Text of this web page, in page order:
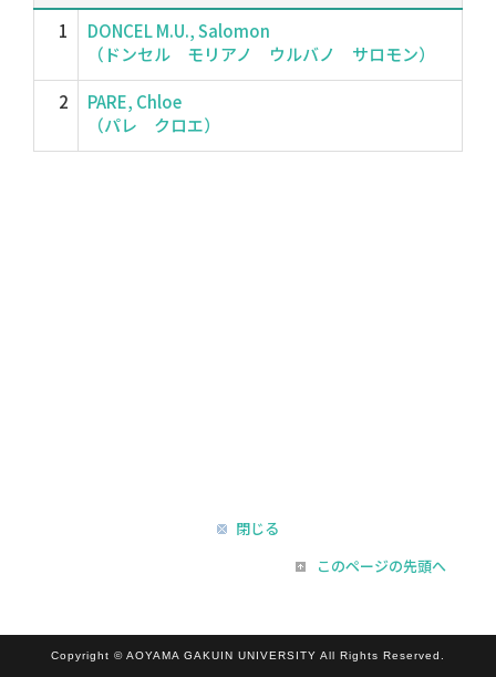
1
DONCEL M.U., Salomon
（ドンセル モリアノ ウルバノ サロモン）
2
PARE, Chloe
（パレ クロエ）
閉じる
このページの先頭へ
Copyright © AOYAMA GAKUIN UNIVERSITY All Rights Reserved.